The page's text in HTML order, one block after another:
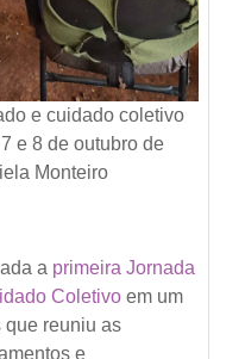
e cuidado coletivo
e 8 de outubro de
Monteiro
a primeira Jornada
Coletivo em um
que reuniu as
e